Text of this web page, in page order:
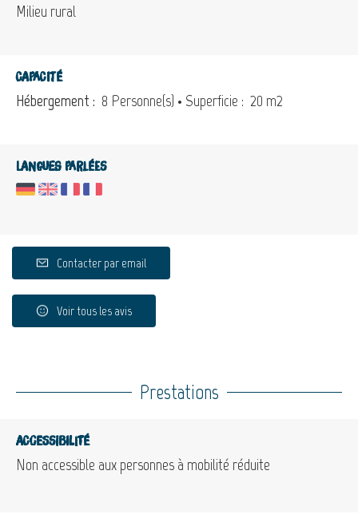
Milieu rural
Capacité
Hébergement : 8 Personne(s) • Superficie : 20 m2
Langues parlées
Contacter par email
Voir tous les avis
Prestations
Accessibilité
Non accessible aux personnes à mobilité réduite